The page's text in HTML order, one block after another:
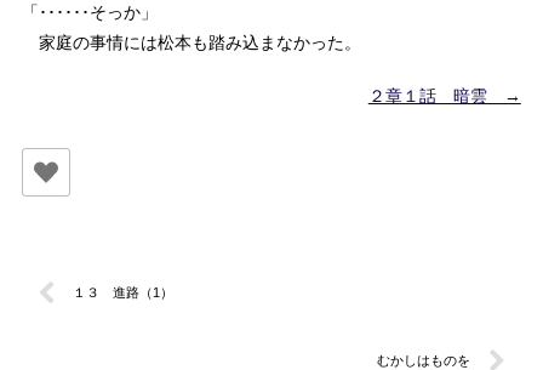
「･･････そっか」
家庭の事情には松本も踏み込まなかった。
２章１話 暗雲 →
１３ 進路（1）
むかしはものを